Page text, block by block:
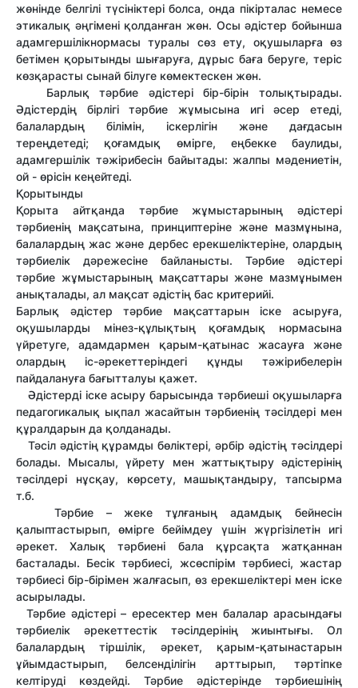
жөнінде белгілі түсініктері болса, онда пікірталас немесе
этикалық әңгімені қолданған жөн. Осы әдістер бойынша
адамгершілікнормасы туралы сөз ету, оқушыларға өз
бетімен қорытынды шығаруға, дұрыс баға беруге, теріс
көзқарасты сынай білуге көмектескен жөн.
Барлық тәрбие әдістері бір-бірін толықтырады.
Әдістердің бірлігі тәрбие жұмысына игі әсер етеді,
балалардың білімін, іскерлігін және дағдасын
тереңдетеді; қоғамдық өмірге, еңбекке баулиды,
адамгершілік тәжірибесін байытады: жалпы мәдениетін,
ой - өрісін кеңейтеді.
Қорытынды
Қорыта айтқанда тәрбие жұмыстарының әдістері
тәрбиенің мақсатына, принциптеріне және мазмұнына,
балалардың жас және дербес ерекшеліктеріне, олардың
тәрбиелік дәрежесіне байланысты. Тәрбие әдістері
тәрбие жұмыстарының мақсаттары және мазмұнымен
анықталады, ал мақсат әдістің бас критерийі.
Барлық әдістер тәрбие мақсаттарын іске асыруға,
оқушыларды мінез-құлықтың қоғамдық нормасына
үйретуге, адамдармен қарым-қатынас жасауға және
олардың іс-әрекеттеріндегі құнды тәжірибелерін
пайдалануға бағытталуы қажет.
Әдістерді іске асыру барысында тәрбиеші оқушыларға
педагогикалық ықпал жасайтын тәрбиенің тәсілдері мен
құралдарын да қолданады.
Тәсіл әдістің құрамды бөліктері, әрбір әдістің тәсілдері
болады. Мысалы, үйрету мен жаттықтыру әдістерінің
тәсілдері нұсқау, көрсету, машықтандыру, тапсырма
т.б.
Тәрбие – жеке тұлғаның адамдық бейнесін
қалыптастырып, өмірге бейімдеу үшін жүргізілетін игі
әрекет. Халық тәрбиені бала құрсақта жатқаннан
басталады. Бесік тәрбиесі, жсөспірім тәрбиесі, жастар
тәрбиесі бір-бірімен жалғасып, өз ерекшеліктері мен іске
асырылады.
Тәрбие әдістері – ересектер мен балалар арасындағы
тәрбиелік әрекеттестік тәсілдерінің жиынтығы. Ол
балалардың тіршілік, әрекет, қарым-қатынастарын
ұйымдастырып, белсенділігін арттырып, тәртіпке
келтіруді көздейді. Тәрбие әдістерінде тәрбиешінің